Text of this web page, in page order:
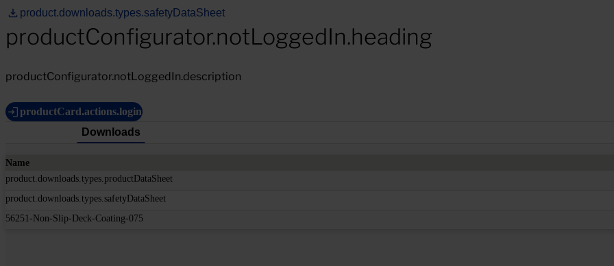
product.downloads.types.safetyDataSheet
productConfigurator.notLoggedIn.heading
productConfigurator.notLoggedIn.description
productCard.actions.login
Downloads
Name
product.downloads.types.productDataSheet
product.downloads.types.safetyDataSheet
56251-Non-Slip-Deck-Coating-075